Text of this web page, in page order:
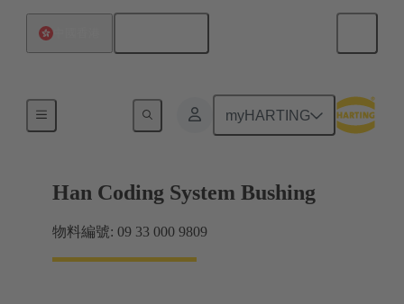
myHARTING
Han Coding System Bushing
物料編號: 09 33 000 9809